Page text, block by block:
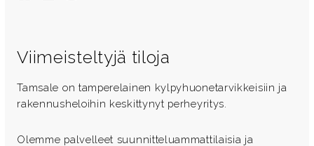
Viimeisteltyjä tiloja
Tamsale on tamperelainen kylpyhuonetarvikkeisiin ja
rakennusheloihin keskittynyt perheyritys.
Olemme palvelleet suunnitteluammattilaisia ja